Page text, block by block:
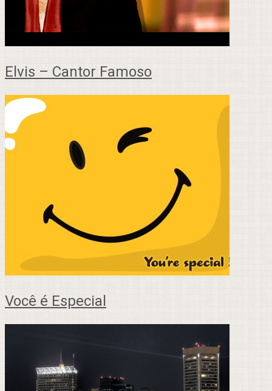
Elvis – Cantor Famoso
Você é Especial